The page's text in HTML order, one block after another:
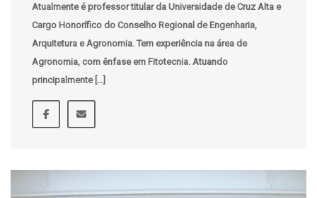
Atualmente é professor titular da Universidade de Cruz Alta e
Cargo Honorífico do Conselho Regional de Engenharia,
Arquitetura e Agronomia. Tem experiência na área de
Agronomia, com ênfase em Fitotecnia. Atuando
principalmente […]